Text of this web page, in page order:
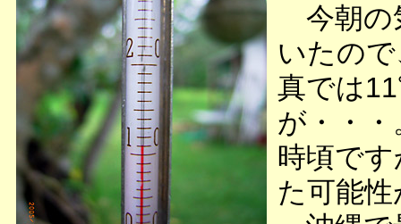
今朝の
いたの
真では
が・・
時頃で
た可能